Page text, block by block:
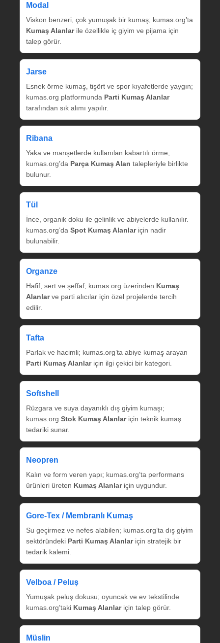
Modal
Viskon benzeri, çok yumuşak bir kumaş; kumas.org’ta
Kumaş Alanlarile özellikle iç giyim ve pijama için
talep görür.
Jarse
Esnek örme kumaş, tişört ve spor kıyafetlerde yaygın;
kumas.org platformunda Parti Kumaş Alanlar
tarafından sık alımı yapılır.
Ribana
Yaka ve manşetlerde kullanılan kabartılı örme;
kumas.org’da Parça Kumaş Alan talepleriyle birlikte
bulunur.
Tül
İnce, organik doku ile gelinlik ve abiyelerde kullanılır.
kumas.org’da Spot Kumaş Alanlariçin nadir
bulunabilir.
Organze
Hafif, sert ve şeffaf; kumas.org üzerinden Kumaş
Alanlarve parti alıcılar için özel projelerde tercih
edilir.
Tafta
Parlak ve hacimli; kumas.org’ta abiye kumaş arayan
Parti Kumaş Alanlariçin ilgi çekici bir kategori.
Softshell
Rüzgara ve suya dayanıklı dış giyim kumaşı;
kumas.org Stok Kumaş Alanlariçin teknik kumaş
tedariki sunar.
Neopren
Kalın ve form veren yapı; kumas.org’ta performans
ürünleri üreten Kumaş Alanlariçin uygundur.
Gore‑Tex / Membranlı Kumaş
Su geçirmez ve nefes alabilen; kumas.org’ta dış giyim
sektöründeki Parti Kumaş Alanlariçin stratejik bir
tedarik kalemi.
Velboa / Peluş
Yumuşak peluş dokusu; oyuncak ve ev tekstilinde
kumas.org’taki Kumaş Alanlariçin talep görür.
Müslin